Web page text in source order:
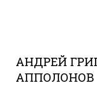
АНДРЕЙ
АППОЛОНОВ